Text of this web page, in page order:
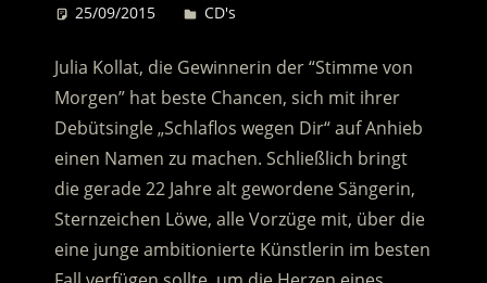
25/09/2015 Desiree
CD's
Julia Kollat, die Gewinnerin der “Stimme von
Morgen” hat beste Chancen, sich mit ihrer
Debütsingle „Schlaflos wegen Dir“ auf Anhieb
einen Namen zu machen. Schließlich bringt
die gerade 22 Jahre alt gewordene Sängerin,
Sternzeichen Löwe, alle Vorzüge mit, über die
eine junge ambitionierte Künstlerin im besten